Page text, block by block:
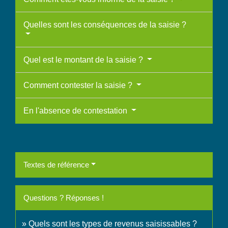
Quelles sont les conséquences de la saisie ?
Quel est le montant de la saisie ?
Comment contester la saisie ?
En l'absence de contestation
Textes de référence
Questions ? Réponses !
Quels sont les types de revenus saisissables ?